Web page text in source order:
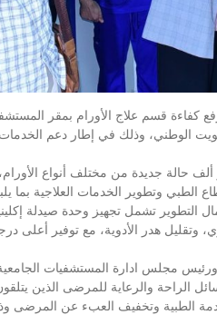
كفاءة قسم علاج الأورام بمقر
الكويت الوطني، وذلك في إطار دعم
حالة جديدة من مختلف أنواع
الطبي وتطوير الخدمات العلاجية بما
تشمل تجهيز وحدة صيدلة
وتقليل هدر الأدوية، مع توفير أعلى
مجلس ادارة المستشفيات
الراحة والرعاية للمرضى الذين
الطبية وتخفيف العبء عن المرضى